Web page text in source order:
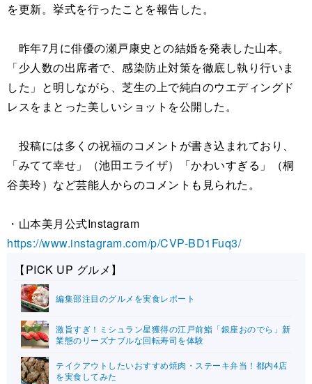
を更新。挙式を行ったことを報告した。
昨年7月に俳優の瀬戸康史との結婚を発表した山本。
「少人数の出席者で、感染防止対策を徹底し執り行いま
した」と明しながら、芝生の上で純白のウエディングド
レスをまとった美しいショットを公開した。
投稿には多くの祝福のコメントが書き込まれており、
「みてて幸せ」（池田エライザ）「かわいすぎる」（桐
谷美玲）など芸能人からのコメントも見られた。
・山本美月公式Instagram
https://www.instagram.com/p/CVP-BD1Fuq3/
【PICK UP グルメ】
編集部注目のグルメを実食レポート
激旨すぎ！ミシュラン星獲得の江戸前鮨「銀座おのでら」新
業態のリーズナブルな回転寿司を体験
テイクアウトしたいおすすめ焼肉・ステーキ弁当！都内4店
を実食してみた